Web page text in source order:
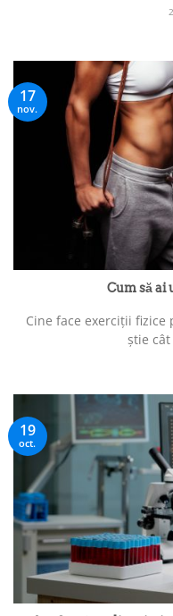
Cum să ai
Cine face exerciții
știe
17
nov.
19
oct.